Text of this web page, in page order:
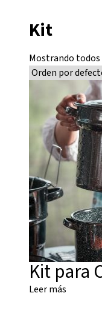
Kit
Mostrando
Kit para
Leer más